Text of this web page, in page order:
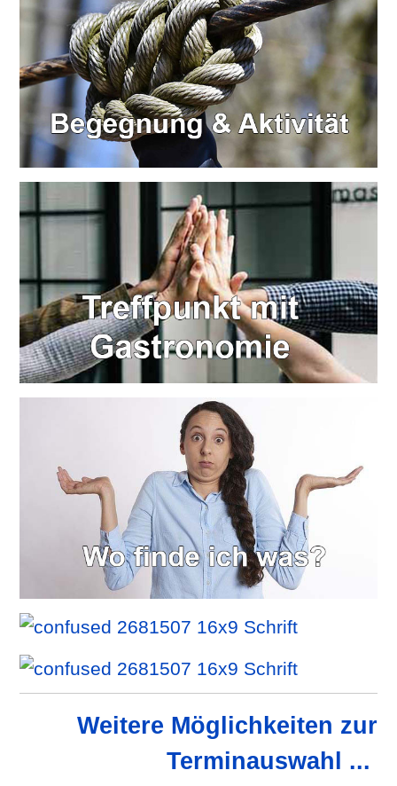
Weitere Möglichkeiten zur
Terminauswahl ...